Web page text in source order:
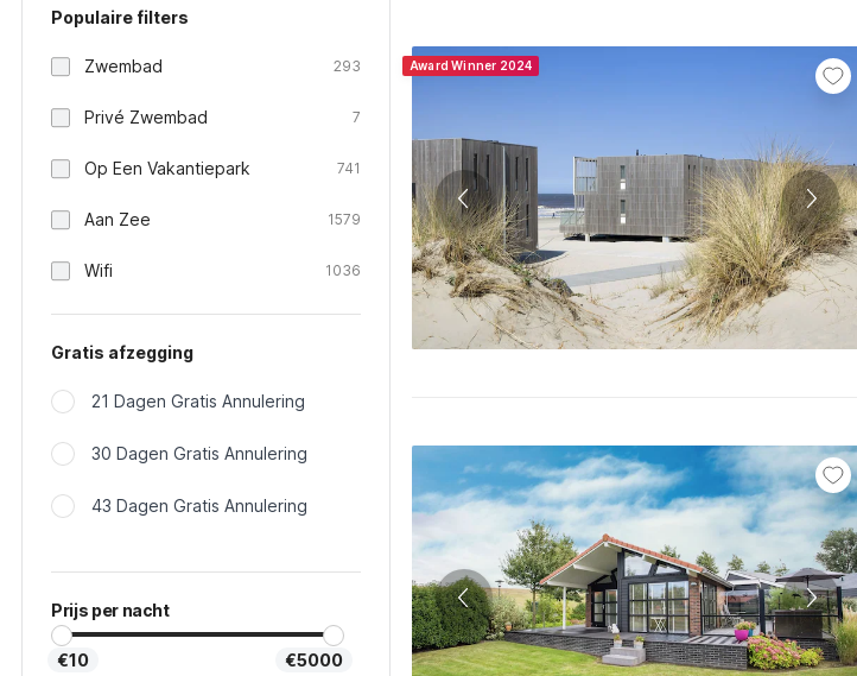
Populaire filters
Zwembad 293
Privé Zwembad 7
Op Een Vakantiepark 741
Aan Zee 1579
Wifi 1036
Gratis afzegging
21 Dagen Gratis Annulering
30 Dagen Gratis Annulering
43 Dagen Gratis Annulering
Prijs per nacht
€10 €5000
Award Winner 2024